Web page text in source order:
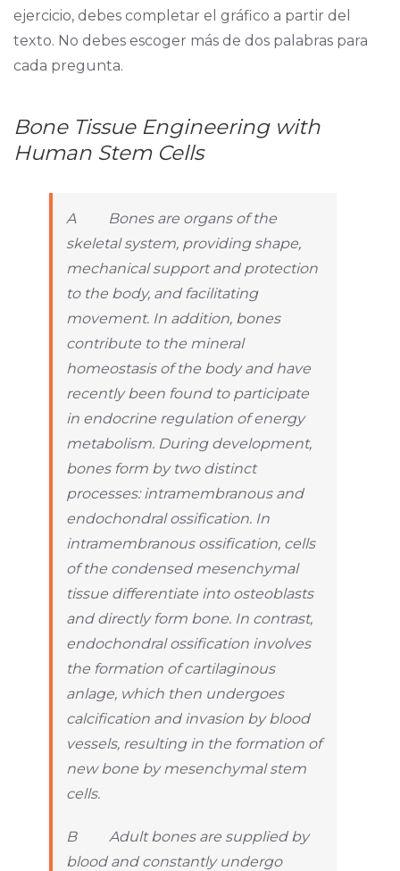
ejercicio, debes completar el gráfico a partir del
texto. No debes escoger más de dos palabras para
cada pregunta.
Bone Tissue Engineering with
Human Stem Cells
A Bones are organs of the
skeletal system, providing shape,
mechanical support and protection
to the body, and facilitating
movement. In addition, bones
contribute to the mineral
homeostasis of the body and have
recently been found to participate
in endocrine regulation of energy
metabolism. During development,
bones form by two distinct
processes: intramembranous and
endochondral ossification. In
intramembranous ossification, cells
of the condensed mesenchymal
tissue differentiate into osteoblasts
and directly form bone. In contrast,
endochondral ossification involves
the formation of cartilaginous
anlage, which then undergoes
calcification and invasion by blood
vessels, resulting in the formation of
new bone by mesenchymal stem
cells.
B Adult bones are supplied by
blood and constantly undergo